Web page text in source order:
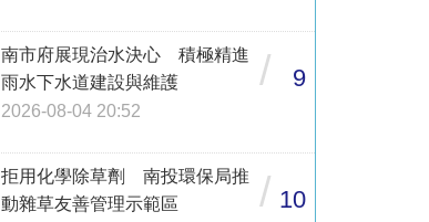
南市府展現治水決心 積極精進
雨水下水道建設與維護
2026-08-04 20:52
/ 9
拒用化學除草劑 南投環保局推
動雜草友善管理示範區
/ 10